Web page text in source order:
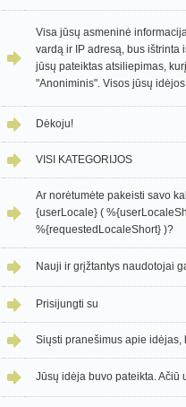
Visa jūsų asmeninė
vardą ir IP adresą, bus ištrinta
jūsų pateiktas atsiliepimas,
"Anoniminis". Visos jūsų
Dėkoju!
VISI KATEGORIJOS
Ar norėtumėte pakeisti savo
{userLocale} (
%{requestedLocaleShort} )?
Nauji ir grįžtantys naudotojai
Prisijungti su
Siųsti pranešimus apie idėjas,
Jūsų idėja buvo pateikta. Ačiū